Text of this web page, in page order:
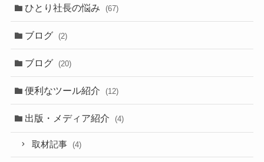
ひとり社長の悩み (67)
ブログ (2)
ブログ (20)
便利なツール紹介 (12)
出版・メディア紹介 (4)
取材記事 (4)